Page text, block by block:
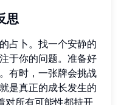
思
占卜。找一个安静的
于你的问题。准备好
有时，一张牌会挑战
是真正的成长发生的
对所有可能性都持开